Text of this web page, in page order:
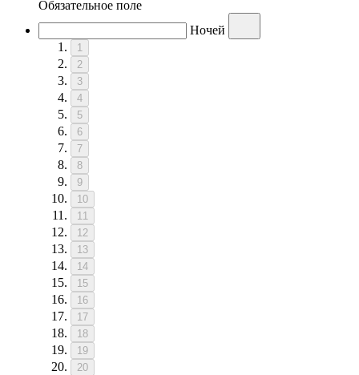
Обязательное поле
Ночей
1
2
3
4
5
6
7
8
9
10
11
12
13
14
15
16
17
18
19
20